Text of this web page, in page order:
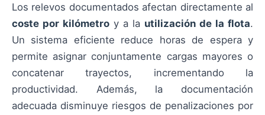
Los relevos documentados afectan directamente al
coste por kilómetro y a la utilización de la flota.
Un sistema eficiente reduce horas de espera y
permite asignar conjuntamente cargas mayores o
concatenar trayectos, incrementando la
productividad. Además, la documentación
adecuada disminuye riesgos de penalizaciones por